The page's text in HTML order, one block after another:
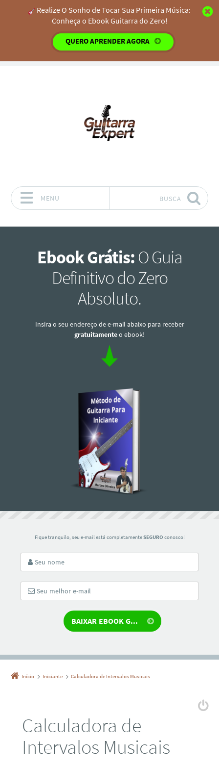
Realize O Sonho de Tocar Sua Primeira Música:
Conheça o Ebook Guitarra do Zero!
QUERO APRENDER AGORA
MENU BUSCA
Ebook Grátis: O Guia
Definitivo do Zero
Absoluto.
Insira o seu endereço de e-mail abaixo para receber
gratuitamenteo ebook!
Fique tranquilo, seu e-mail está completamenteSEGURO conosco!
Início Iniciante Calculadora de Intervalos Musicais
Calculadora de
Intervalos Musicais